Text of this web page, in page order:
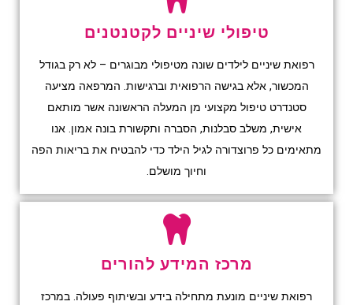
טיפולי שיניים לקטנטנים
רפואת שיניים לילדים שונה מטיפולי מבוגרים – לא רק בגודל
המכשור, אלא בגישה הרפואית וברגישות. המרפאה מציעה
סטנדרט טיפול מקצועי מן המעלה הראשונה אשר מותאם
אישית, משלב סבלנות, הסברה ותקשורת בונה אמון. אנו
מתאימים כל פרוצדורה לגיל הילד כדי להבטיח את בריאות הפה
וחיוך מושלם.
מרכז המידע להורים
רפואת שיניים מונעת מתחילה בידע ובשיתוף פעולה. במרכז